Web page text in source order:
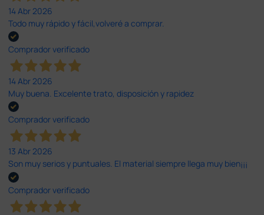
14 Abr 2026
Todo muy rápido y fácil,volveré a comprar.
Comprador verificado
14 Abr 2026
Muy buena. Excelente trato, disposición y rapidez
Comprador verificado
13 Abr 2026
Son muy serios y puntuales. El material siempre llega muy bien¡¡¡
Comprador verificado